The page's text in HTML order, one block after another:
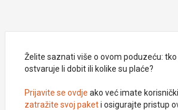
Želite saznati više o ovom poduzeću: tko
ostvaruje li dobit ili kolike su plaće?
Prijavite se ovdje ako već imate
zatražite svoj paketi osigurajte pristup